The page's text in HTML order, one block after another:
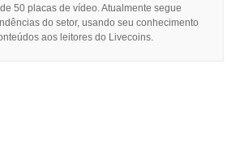
50 placas de vídeo. Atualmente segue
do setor, usando seu conhecimento
aos leitores do Livecoins.